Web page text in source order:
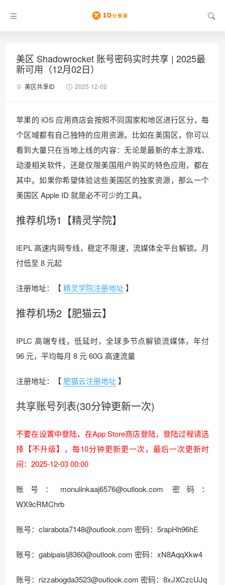
美区 Shadowrocket 账号密码实时共享 | 2025最
新可用（12月02日）
美区共享ID 2025-12-02
苹果的 iOS 应用商店会按照不同国家和地区进行区分，每
个区域都有自己独特的应用资源。比如在美国区，你可以
看到大量只在当地上线的内容：无论是最新的本土游戏、
动漫相关软件，还是仅限美国用户购买的特色应用，都在
其中。如果你希望体验这些美国区的独家资源，那么一个
美国区 Apple ID 就是必不可少的工具。
推荐机场1【精灵学院】
IEPL 高速内网专线，稳定不限速，流媒体全平台解锁。月
付低至 8 元起
注册地址：【精灵学院注册地址】
推荐机场2【肥猫云】
IPLC 高端专线，低延时，全球多节点解锁流媒体，年付
96 元，平均每月 8 元 60G 高速流量
注册地址：【 肥猫云注册地址】
共享账号列表(30分钟更新一次)
不要在设置中登陆，在App Store商店登陆，登陆过程请选
择【不升级】，每10分钟更新更一次，最后一次更新时
间：2025-12-03 00:00
账号： monulinkaaj6576@outlook.com 密码：
WX9cRMChrb
账号： clarabota7148@outlook.com 密码：5rapHh96hE
账号： gabipaislj8360@outlook.com 密码：xN8AqqXkw4
账号： rizzabogda3523@outlook.com 密码：8xJXCzcUJq